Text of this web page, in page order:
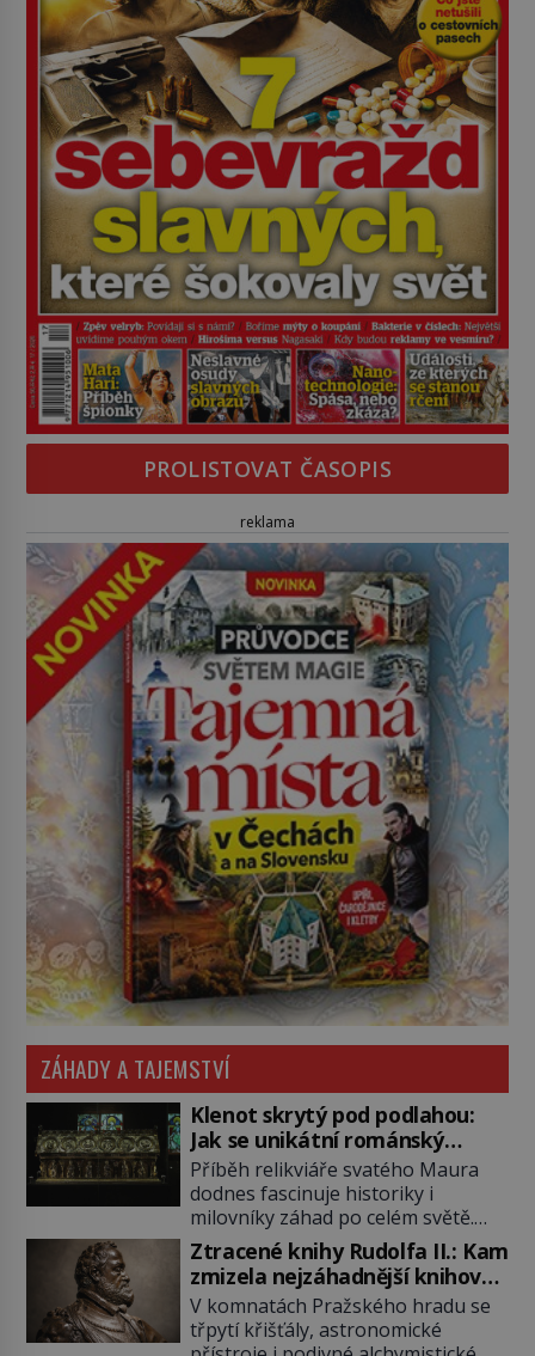
PROLISTOVAT ČASOPIS
reklama
ZÁHADY A TAJEMSTVÍ
Klenot skrytý pod podlahou:
Jak se unikátní románský
poklad dostal do zapadlého
Bečova?
Příběh relikviáře svatého Maura
dodnes fascinuje historiky i
milovníky záhad po celém světě.
Tato románská zlatnická památka
ze 13. století je po českých
korunovačních klenotech druhým
nejcennějším movitým majetkem v
České republice. Přestože byl
Ztracené knihy Rudolfa II.: Kam
zmizela nejzáhadnější knihovna
Evropy?
V komnatách Pražského hradu se
třpytí křišťály, astronomické